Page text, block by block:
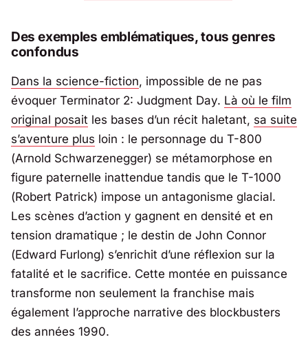
Des exemples emblématiques, tous genres
confondus
Dans la science-fiction, impossible de ne pas
évoquer Terminator 2: Judgment Day. Là où le film
original posait les bases d’un récit haletant, sa suite
s’aventure plus loin : le personnage du T-800
(Arnold Schwarzenegger) se métamorphose en
figure paternelle inattendue tandis que le T-1000
(Robert Patrick) impose un antagonisme glacial.
Les scènes d’action y gagnent en densité et en
tension dramatique ; le destin de John Connor
(Edward Furlong) s’enrichit d’une réflexion sur la
fatalité et le sacrifice. Cette montée en puissance
transforme non seulement la franchise mais
également l’approche narrative des blockbusters
des années 1990.